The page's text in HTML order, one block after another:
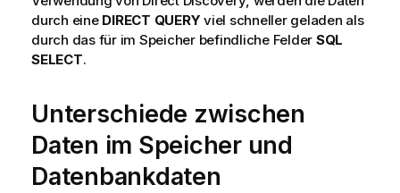
durch eine DIRECT QUERY viel schneller geladen als
durch das für im Speicher befindliche Felder SQL
SELECT.
Unterschiede zwischen
Daten im Speicher und
Datenbankdaten